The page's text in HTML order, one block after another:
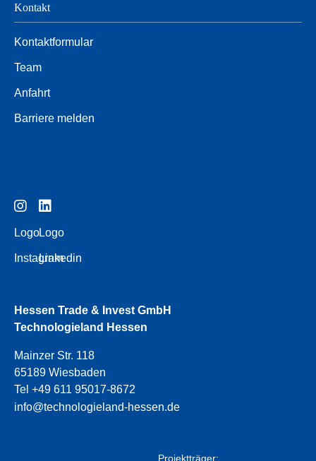
Kontakt
Kontaktformular
Team
Anfahrt
Barriere melden
Logo
Instagram
Logo
Linkedin
Hessen Trade & Invest GmbH
Technologieland Hessen
Mainzer Str. 118
65189 Wiesbaden
Tel +49 611 95017-8672
info@technologieland-hessen.de
Projektträger: